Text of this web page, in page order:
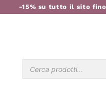
-15% su tutto il sito